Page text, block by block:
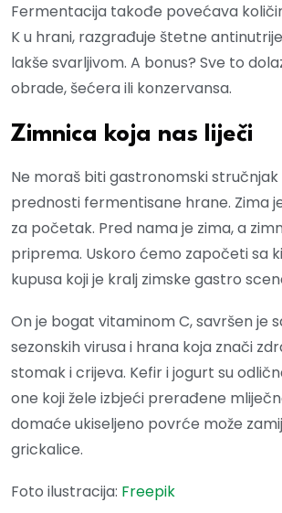
Fermentacija takođe povećava
K u hrani, razgrađuje štetne
lakše svarljivom. A bonus? Sve to
obrade, šećera ili konzervansa.
Zimnica koja nas liječi
Ne moraš biti gastronomski stručnjak
prednosti fermentisane hrane. Zima
za početak. Pred nama je zima, a
priprema. Uskoro ćemo započeti sa
kupusa koji je kralj zimske gastro
On je bogat vitaminom C, savršen je
sezonskih virusa i hrana koja znači
stomak i crijeva. Kefir i jogurt su
one koji žele izbjeći prerađene
domaće ukiseljeno povrće može
grickalice.
Foto ilustracija: Freepik